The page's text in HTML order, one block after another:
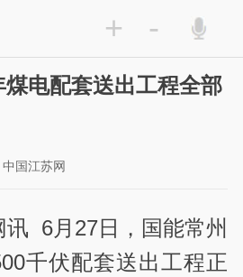
+ -
电配套送出工程全部
国江苏网
讯 6月27日，国能常州
千伏配套送出工程正